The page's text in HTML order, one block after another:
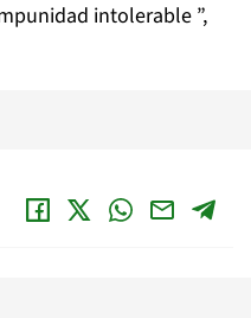
intolerable ”,